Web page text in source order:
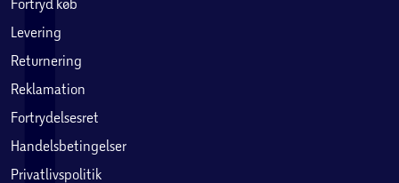
Levering
Returnering
Reklamation
Fortrydelsesret
Handelsbetingelser
Privatlivspolitik